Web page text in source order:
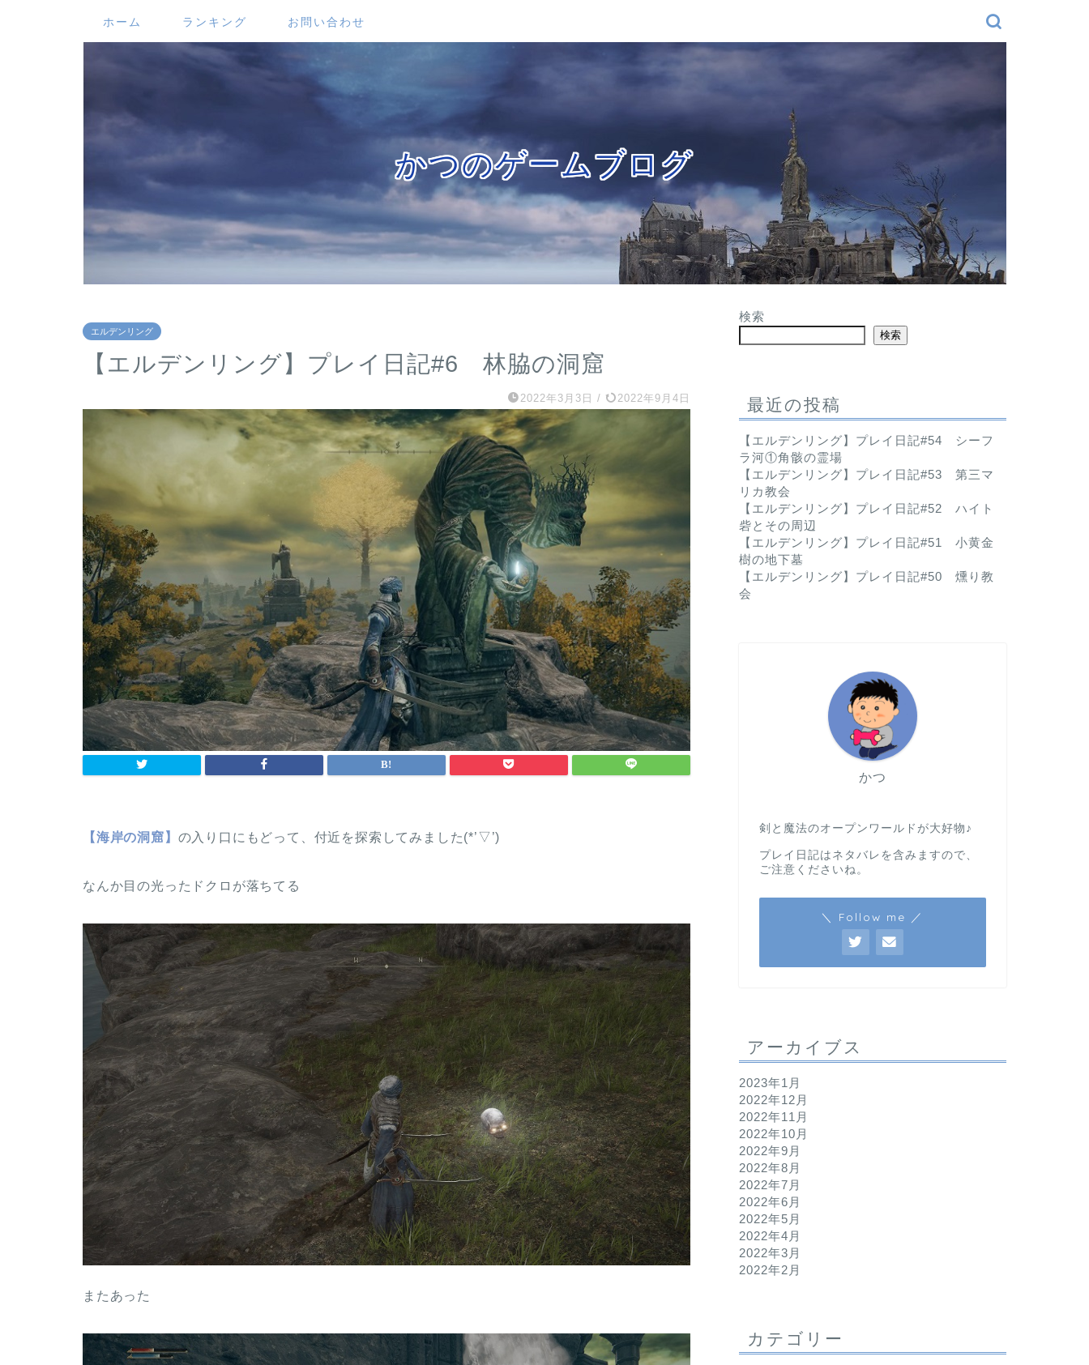
ホーム ランキング お問い合わせ
かつのゲームブログ
エルデンリング
【エルデンリング】プレイ日記#6 林脇の洞窟
2022年3月3日 / 2022年9月4日
【海岸の洞窟】 の入り口にもどって、付近を探索してみました(*’▽’)
なんか目の光ったドクロが落ちてる
またあった
検索
検索
最近の投稿
【エルデンリング】プレイ日記#54 シーフ
ラ河①角骸の霊場
【エルデンリング】プレイ日記#53 第三マ
リカ教会
【エルデンリング】プレイ日記#52 ハイト
砦とその周辺
【エルデンリング】プレイ日記#51 小黄金
樹の地下墓
【エルデンリング】プレイ日記#50 燻り教
会
かつ
剣と魔法のオープンワールドが大好物♪
プレイ日記はネタバレを含みますので、
ご注意くださいね。
＼ Follow me ／
アーカイブス
2023年1月
2022年12月
2022年11月
2022年10月
2022年9月
2022年8月
2022年7月
2022年6月
2022年5月
2022年4月
2022年3月
2022年2月
カテゴリー